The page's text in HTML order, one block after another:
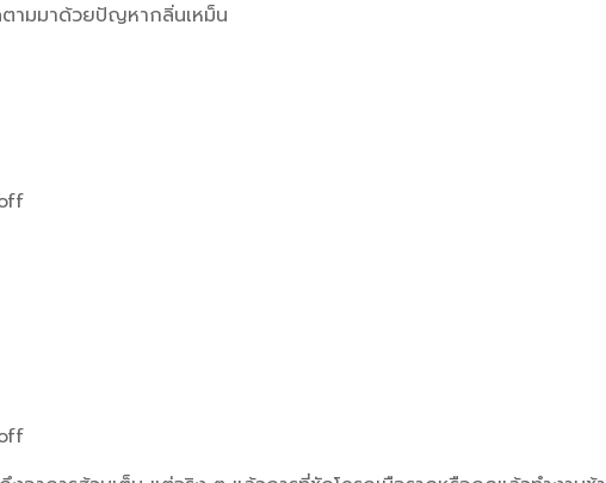
ตามมาด้วยปัญหากลิ่นเหม็น